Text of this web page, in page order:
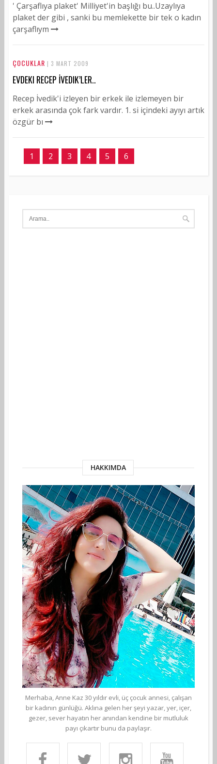
' Çarşaflıya plaket' Milliyet'in başlığı bu..Uzaylıya
plaket der gibi , sanki bu memlekette bir tek o kadın
çarşaflıym
ÇOCUKLAR | 3 MART 2009
EVDEKI RECEP İVEDIK’LER..
Recep İvedik'i izleyen bir erkek ile izlemeyen bir
erkek arasında çok fark vardır. 1. si içindeki ayıyı artık
özgür bı
1 2 3 4 5 6
HAKKIMDA
Merhaba, Anne Kaz 30 yıldır evli, üç çocuk annesi, çalışan
bir kadının günlüğü. Aklına gelen her şeyi yazar, yer, içer,
gezer, sever hayatın her anından kendine bir mutluluk
payı çıkartır bunu da paylaşır.